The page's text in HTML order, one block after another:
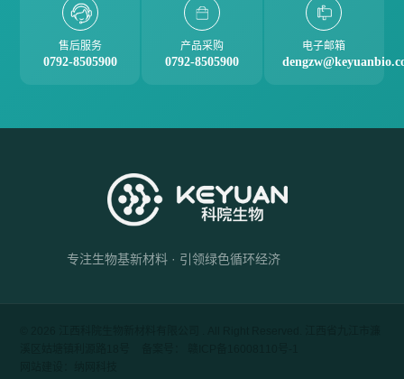
售后服务
0792-8505900
产品采购
0792-8505900
电子邮箱
专注生物基新材料 · 引领绿色循环经济